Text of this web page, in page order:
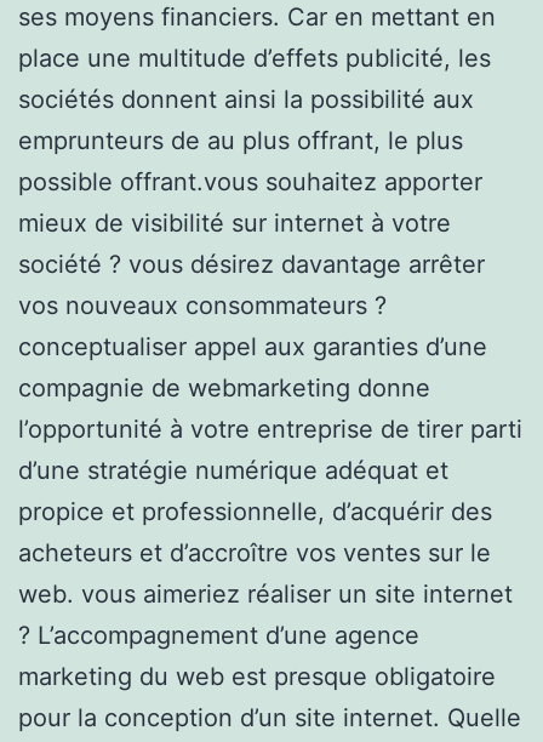
ses moyens financiers. Car en mettant en
place une multitude d’effets publicité, les
sociétés donnent ainsi la possibilité aux
emprunteurs de au plus offrant, le plus
possible offrant.vous souhaitez apporter
mieux de visibilité sur internet à votre
société ? vous désirez davantage arrêter
vos nouveaux consommateurs ?
conceptualiser appel aux garanties d’une
compagnie de webmarketing donne
l’opportunité à votre entreprise de tirer parti
d’une stratégie numérique adéquat et
propice et professionnelle, d’acquérir des
acheteurs et d’accroître vos ventes sur le
web. vous aimeriez réaliser un site internet
? L’accompagnement d’une agence
marketing du web est presque obligatoire
pour la conception d’un site internet. Quelle